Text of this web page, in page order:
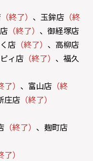
（終了） 、玉鉾店 （終
（終了） 、御経塚店
店 （終了） 、高柳店
ィ店 （終了） 、福久
了） 、富山店 （終
庄店 （終了）
（終了） 、麹町店
了）